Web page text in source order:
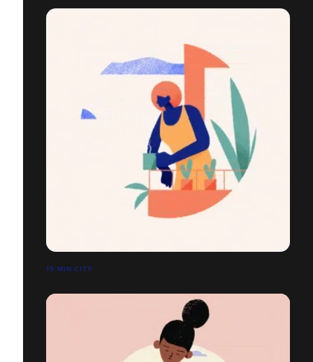
15 MIN CITY